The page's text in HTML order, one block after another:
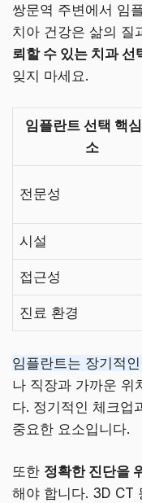
쌍문역 주변에서 임
치아 건강은 삶의 질
뢰할 수 있는 치과 선
잊지 마세요.
임플란트 선택 핵
소
전문성
시설
접근성
진료 환경
임플란트는 장기적
나 직장과 가까운 위
다. 정기적인 체크업
중요한 요소입니다.
또한 정확한 진단을
해야 합니다. 3D CT